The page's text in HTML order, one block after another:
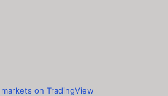
markets on TradingView